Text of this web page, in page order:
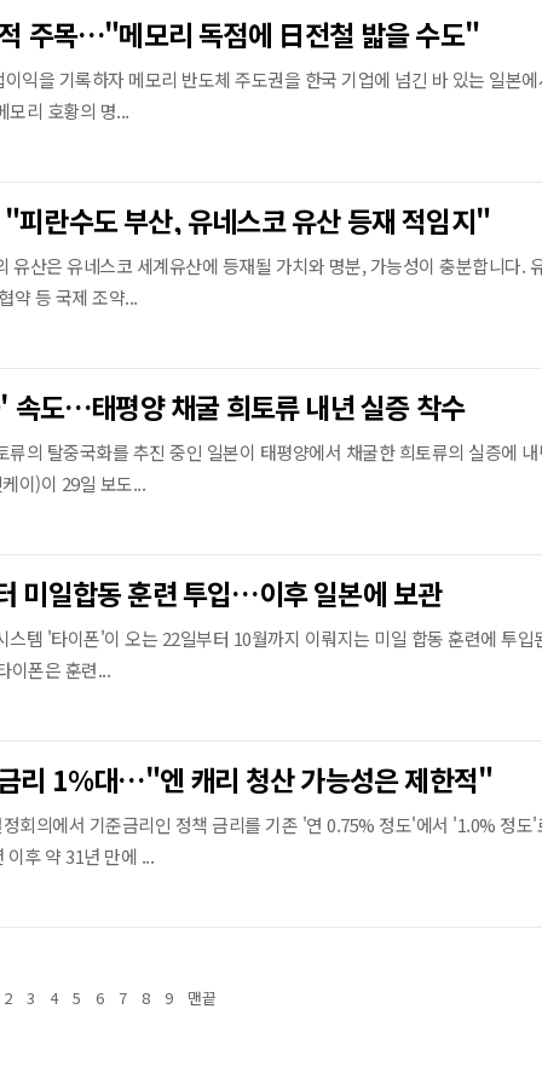
주목…"메모리 독점에 日전철 밟을 수도"
익을 기록하자 메모리 반도체 주도권을 한국 기업에 넘긴 바 있는 일본
모리 호황의 명...
피란수도 부산, 유네스코 유산 등재 적임지"
유산은 유네스코 세계유산에 등재될 가치와 명분, 가능성이 충분합니다.
약 등 국제 조약...
도…태평양 채굴 희토류 내년 실증 착수
류의 탈중국화를 추진 중인 일본이 태평양에서 채굴한 희토류의 실증에
이)이 29일 보도...
미일합동 훈련 투입…이후 일본에 보관
스템 '타이폰'이 오는 22일부터 10월까지 이뤄지는 미일 합동 훈련에 투입
이폰은 훈련...
리 1%대…"엔 캐리 청산 가능성은 제한적"
회의에서 기준금리인 정책 금리를 기존 '연 0.75% 정도'에서 '1.0% 정도'
후 약 31년 만에 ...
2 3 4 5 6 7 8 9 맨끝